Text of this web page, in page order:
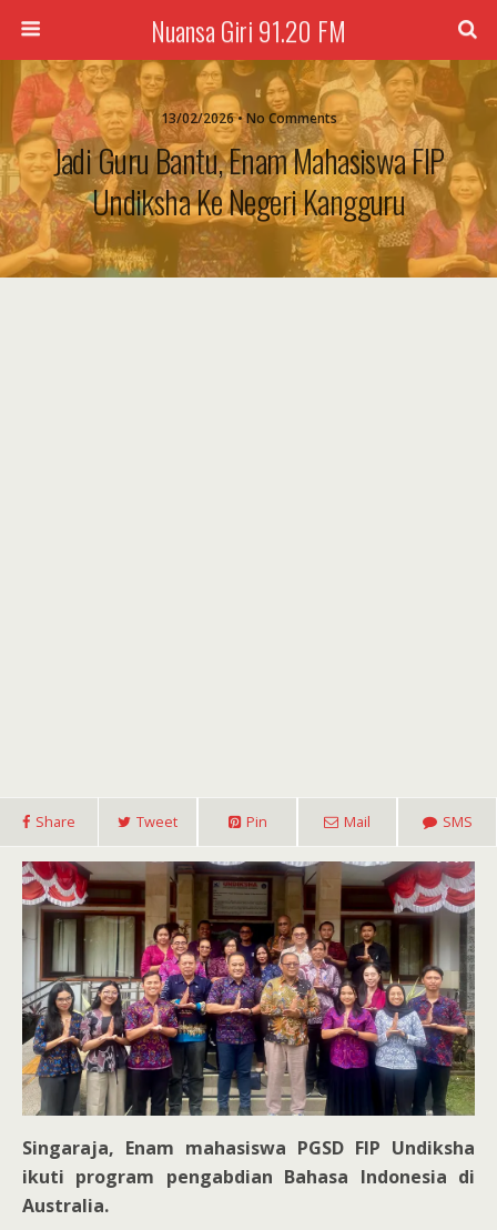
Nuansa Giri 91.20 FM
13/02/2026 • No Comments
Jadi Guru Bantu, Enam Mahasiswa FIP
Undiksha Ke Negeri Kangguru
Share Tweet Pin Mail SMS
Singaraja, Enam mahasiswa PGSD FIP Undiksha
ikuti program pengabdian Bahasa Indonesia di
Australia.